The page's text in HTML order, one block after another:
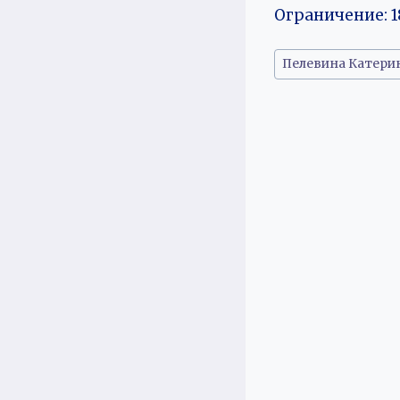
Ограничение:
Метки
записи:
Пелевина